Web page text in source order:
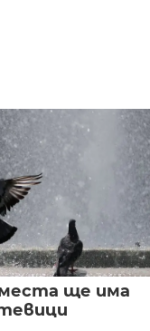
ще има